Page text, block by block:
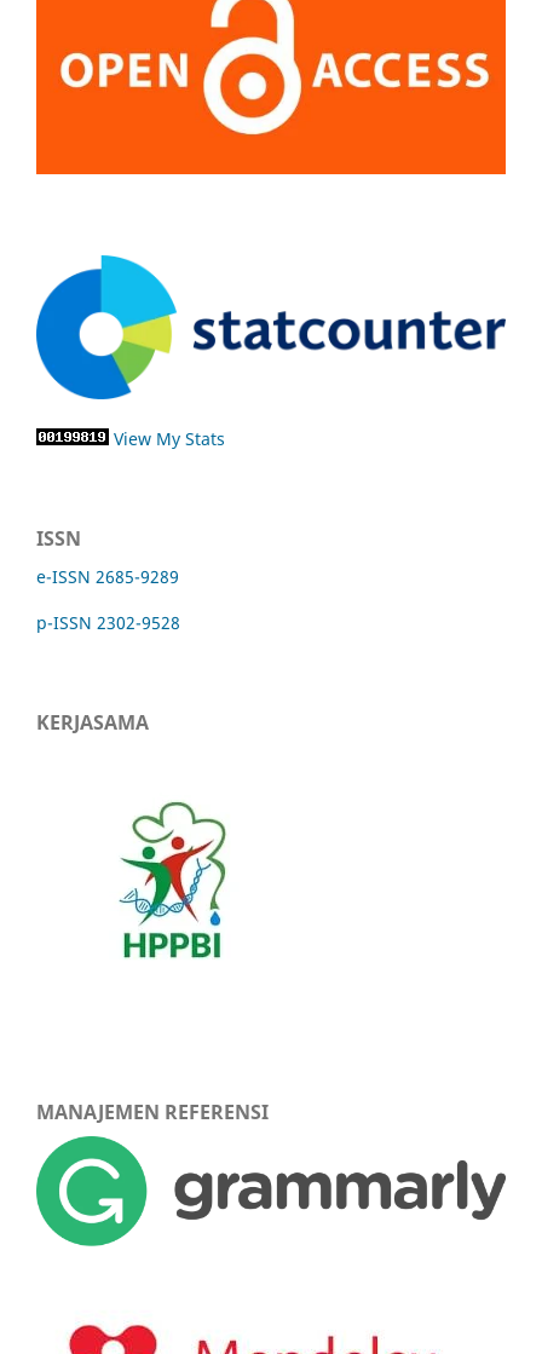
View My Stats
ISSN
e-ISSN 2685-9289
p-ISSN 2302-9528
KERJASAMA
MANAJEMEN REFERENSI